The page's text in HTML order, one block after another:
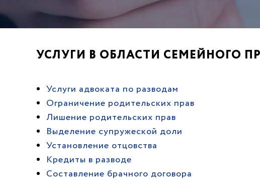
УСЛУГИ В ОБЛАСТИ СЕМЕЙНОГО
Услуги адвоката по разводам
Ограничение родительских прав
Лишение родительских прав
Выделение супружеской доли
Установление отцовства
Кредиты в разводе
Составление брачного договора